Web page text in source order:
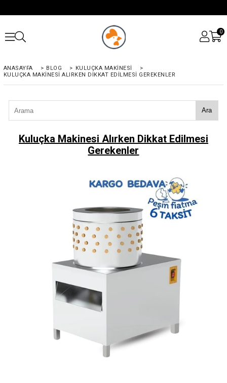
0
ANASAYFA > BLOG > KULUÇKA MAKINESI
>
KULUÇKA MAKINESI ALIRKEN DIKKAT EDILMESI GEREKENLER
Ara
Kuluçka Makinesi Alırken Dikkat Edilmesi
Gerekenler